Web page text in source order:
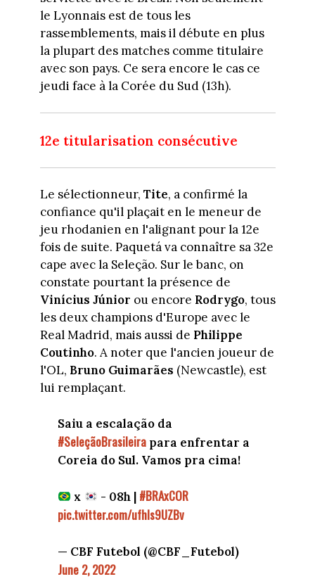
le Lyonnais est de tous les
rassemblements, mais il débute en plus
la plupart des matches comme titulaire
avec son pays. Ce sera encore le cas ce
jeudi face à la Corée du Sud (13h).
12e titularisation consécutive
Le sélectionneur, Tite, a confirmé la
confiance qu'il plaçait en le meneur de
jeu rhodanien en l'alignant pour la 12e
fois de suite. Paquetá va connaître sa 32e
cape avec la Seleção. Sur le banc, on
constate pourtant la présence de
Vinícius Júnior ou encore Rodrygo, tous
les deux champions d'Europe avec le
Real Madrid, mais aussi de Philippe
Coutinho. A noter que l'ancien joueur de
l'OL, Bruno Guimarães (Newcastle), est
lui remplaçant.
Saiu a escalação da
#SeleçãoBrasileira para enfrentar a
Coreia do Sul. Vamos pra cima!
x - 08h | #BRAxCOR
pic.twitter.com/ufhIs9UZBv
— CBF Futebol (@CBF_Futebol)
June 2, 2022